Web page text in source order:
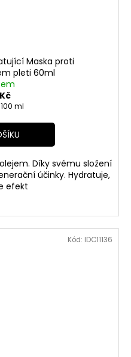
Maska proti
pleti 60ml
ml
Díky svému složení
účinky. Hydratuje,
efekt
Kód: IDC11136